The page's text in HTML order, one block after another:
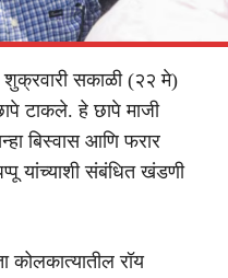
सकाळी (२२ मे)
टाकले. हे छापे माजी
बिस्वास आणि फरार
यांच्याशी संबंधित खंडणी
कोलकात्यातील रॉय